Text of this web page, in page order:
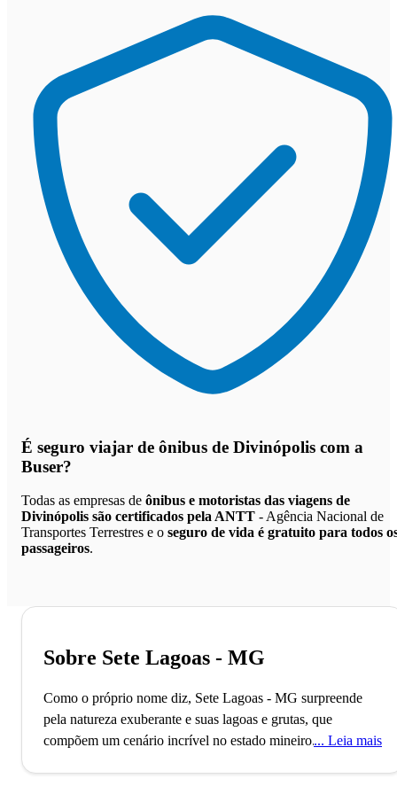
É seguro viajar de ônibus de Divinópolis com a
Buser?
Todas as empresas de ônibus e motoristas das viagens de
Divinópolis são certificados pela ANTT - Agência Nacional de
Transportes Terrestres e o seguro de vida é gratuito para todos
passageiros.
Sobre Sete Lagoas - MG
Como o próprio nome diz, Sete Lagoas - MG surpreende
pela natureza exuberante e suas lagoas e grutas, que
compõem um cenário incrível no estado mineiro.Localizada
Leia mais